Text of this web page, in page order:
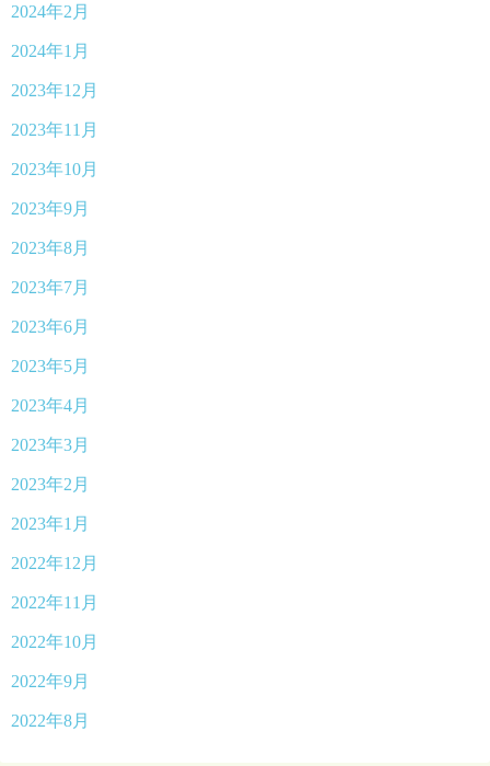
2024年2月
2024年1月
2023年12月
2023年11月
2023年10月
2023年9月
2023年8月
2023年7月
2023年6月
2023年5月
2023年4月
2023年3月
2023年2月
2023年1月
2022年12月
2022年11月
2022年10月
2022年9月
2022年8月